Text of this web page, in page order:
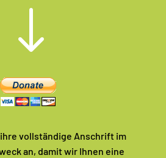
"
vollständige Anschrift im
an, damit wir Ihnen eine